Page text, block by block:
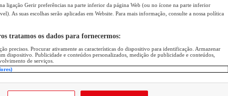
ligação Gerir preferências na parte inferior da página Web (ou no ícone na parte inferior
As suas escolhas serão aplicadas em Website. Para mais informação, consulte a nossa política
tratamos os dados para fornecermos:
precisos. Procurar ativamente as características do dispositivo para identificação. Armazenar
dispositivo. Publicidade e conteúdos personalizados, medição de publicidade e conteúdos,
de serviços.